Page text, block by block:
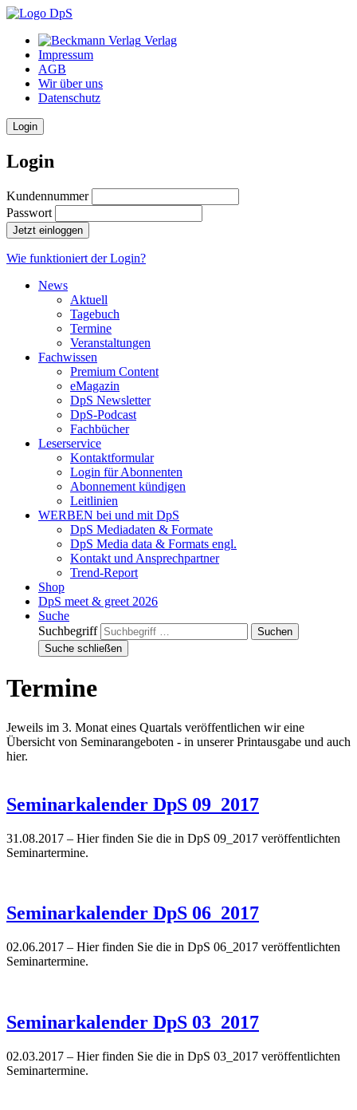
Verlag
Impressum
AGB
Wir über uns
Datenschutz
Login
Login
Kundennummer
Passwort
Jetzt einloggen
Wie funktioniert der Login?
News
Aktuell
Tagebuch
Termine
Veranstaltungen
Fachwissen
Premium Content
eMagazin
DpS Newsletter
DpS-Podcast
Fachbücher
Leserservice
Kontaktformular
Login für Abonnenten
Abonnement kündigen
Leitlinien
WERBEN bei und mit DpS
DpS Mediadaten & Formate
DpS Media data & Formats engl.
Kontakt und Ansprechpartner
Trend-Report
Shop
DpS meet & greet 2026
Suche
Suchbegriff
Suche schließen
Termine
Jeweils im 3. Monat eines Quartals veröffentlichen wir eine
Übersicht von Seminarangeboten - in unserer Printausgabe und auch
hier.
Seminarkalender DpS 09_2017
31.08.2017 – Hier finden Sie die in DpS 09_2017 veröffentlichten
Seminartermine.
Seminarkalender DpS 06_2017
02.06.2017 – Hier finden Sie die in DpS 06_2017 veröffentlichten
Seminartermine.
Seminarkalender DpS 03_2017
02.03.2017 – Hier finden Sie die in DpS 03_2017 veröffentlichten
Seminartermine.